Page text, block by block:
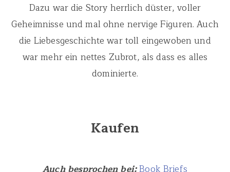
Dazu war die Story herrlich düster, voller
Geheimnisse und mal ohne nervige Figuren. Auch
die Liebesgeschichte war toll eingewoben und
war mehr ein nettes Zubrot, als dass es alles
dominierte.
Kaufen